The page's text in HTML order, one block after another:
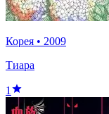
Корея • 2009
Тиара
1